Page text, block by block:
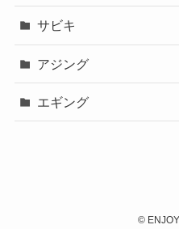
サビキ
アジング
エギング
©